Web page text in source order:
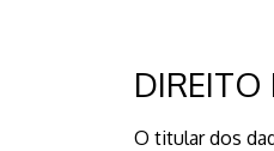
DIREITO
O titular dos